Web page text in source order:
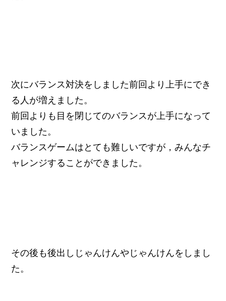
次にバランス対決をしました前回より上手にでき
る人が増えました。
前回よりも目を閉じてのバランスが上手になって
いました。
バランスゲームはとても難しいですが，みんなチ
ャレンジすることができました。
その後も後出しじゃんけんやじゃんけんをしまし
た。